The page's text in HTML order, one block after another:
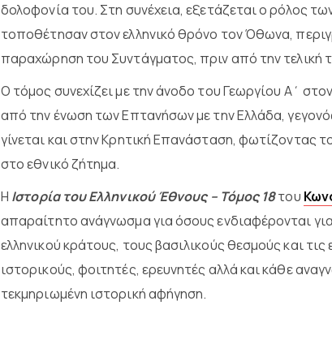
δολοφονία του. Στη συνέχεια, εξετάζεται ο ρόλος
τοποθέτησαν στον ελληνικό θρόνο τον Όθωνα,
παραχώρηση του Συντάγματος, πριν από την τελική
Ο τόμος συνεχίζει με την άνοδο του Γεωργίου Α΄
από την ένωση των Επτανήσων με την Ελλάδα,
γίνεται και στην Κρητική Επανάσταση, φωτίζοντας
στο εθνικό ζήτημα.
Η Ιστορία του Ελληνικού Έθνους – Τόμος 18του
απαραίτητο ανάγνωσμα για όσους ενδιαφέρονται για
ελληνικού κράτους, τους βασιλικούς θεσμούς και τις
ιστορικούς, φοιτητές, ερευνητές αλλά και κάθε
τεκμηριωμένη ιστορική αφήγηση.